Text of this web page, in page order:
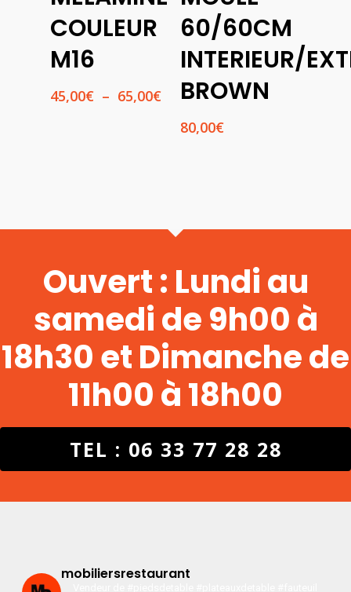
COULEUR
M16
45,00€ – 65,00€Plage
prix :
60/60CM
INTERIEUR/
BROWN
80,00€
Ouvert : Lundi au
samedi de 9h00 à
18h30 et Dimanche de
11h00 à 18h00
TEL : 06 33 77 28 28
mobiliersrestaurant